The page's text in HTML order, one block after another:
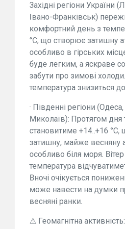
Західні регіони України
Івано-Франківськ)
комфортний день з
°C, що створює затишну
особливо в гірських
буде легким, а яскраве
забути про зимові
температура знизиться
· Південні регіони
Миколаїв): Протягом дня
становитиме +14..+16 °C,
затишну, майже весняну
особливо біля моря.
температура
Вночі очікується
може навести на думки
весняні ранки.
⚠ Геомагнітна